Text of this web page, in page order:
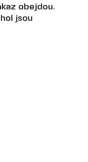
obejdou.
jsou